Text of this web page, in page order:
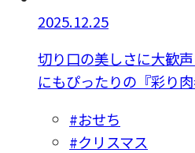
2025.12.25
切り口の美しさに大歓
にもぴったりの『彩り肉
#おせち
#クリスマス